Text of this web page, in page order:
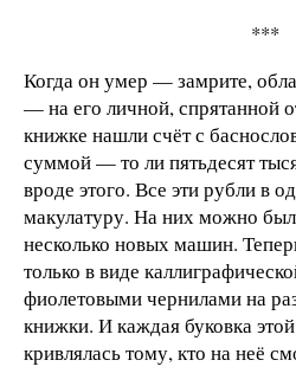
***
Когда он умер — замрите,
— на его личной, спрятанной
книжке нашли счёт с
суммой — то ли пятьдесят
вроде этого. Все эти рубли в
макулатуру. На них можно
несколько новых машин.
только в виде
фиолетовыми чернилами на
книжки. И каждая буковка
кривлялась тому, кто на неё